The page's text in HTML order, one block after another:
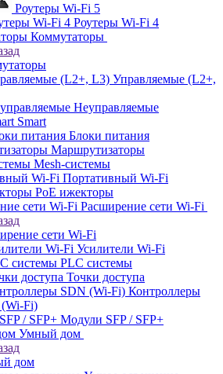
Роутеры Wi-Fi 5
Роутеры Wi-Fi 4
Коммутаторы
Управляемые (L2+,
Неуправляемые
Smart
Блоки питания
Маршрутизаторы
Mesh-системы
Портативный Wi-Fi
PoE ижекторы
Расширение сети Wi‑Fi
сети Wi‑Fi
Усилители Wi-Fi
PLC системы
Точки доступа
Контроллеры
Fi)
Модули SFP / SFP+
Умный дом
дом